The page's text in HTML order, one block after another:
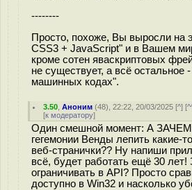
--------
Просто, похоже, Вы выросли на
CSS3 + JavaScript" и в Вашем
кроме сотен яваскриптовых
не существует, а всё остальное
машинных кодах".
3.50 ,Аноним (48), 22:22, 20/03/2025 [^] [
[к модератору]
Один смешной момент: А ЗАЧЕМ
гегемонии Венды лепить какие-
веб-странички?? Ну напиши
всё, будет работать ещё 30 лет!
ограничивать в API? Просто
доступно в Win32 и насколько